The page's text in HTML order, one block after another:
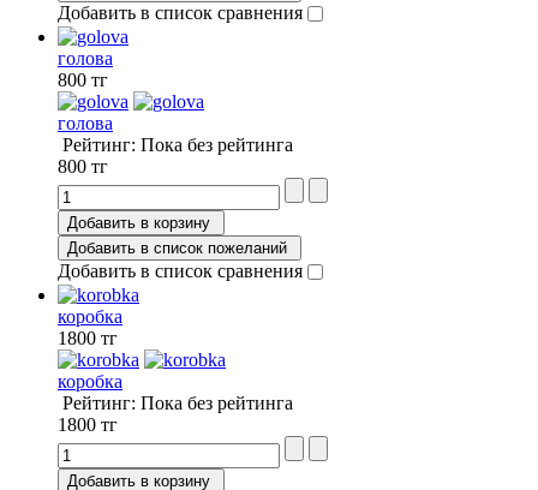
Добавить в список сравнения
голова
800 тг
голова
Рейтинг: Пока без рейтинга
800 тг
Добавить в корзину
Добавить в список пожеланий
Добавить в список сравнения
коробка
1800 тг
коробка
Рейтинг: Пока без рейтинга
1800 тг
Добавить в корзину